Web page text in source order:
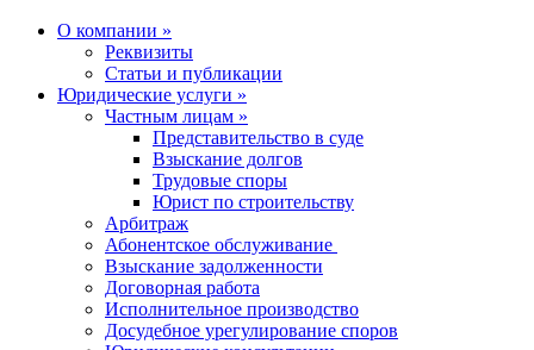
О компании »
Реквизиты
Статьи и публикации
Юридические услуги »
Частным лицам »
Представительство в суде
Взыскание долгов
Трудовые споры
Юрист по строительству
Арбитраж
Абонентское обслуживание
Взыскание задолженности
Договорная работа
Исполнительное производство
Досудебное урегулирование споров